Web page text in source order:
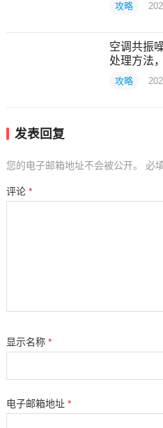
攻略
空调共振
处理方法
攻略
发表回复
您的电子邮箱地址不会被公开。 必
评论 *
显示名称 *
电子邮箱地址 *